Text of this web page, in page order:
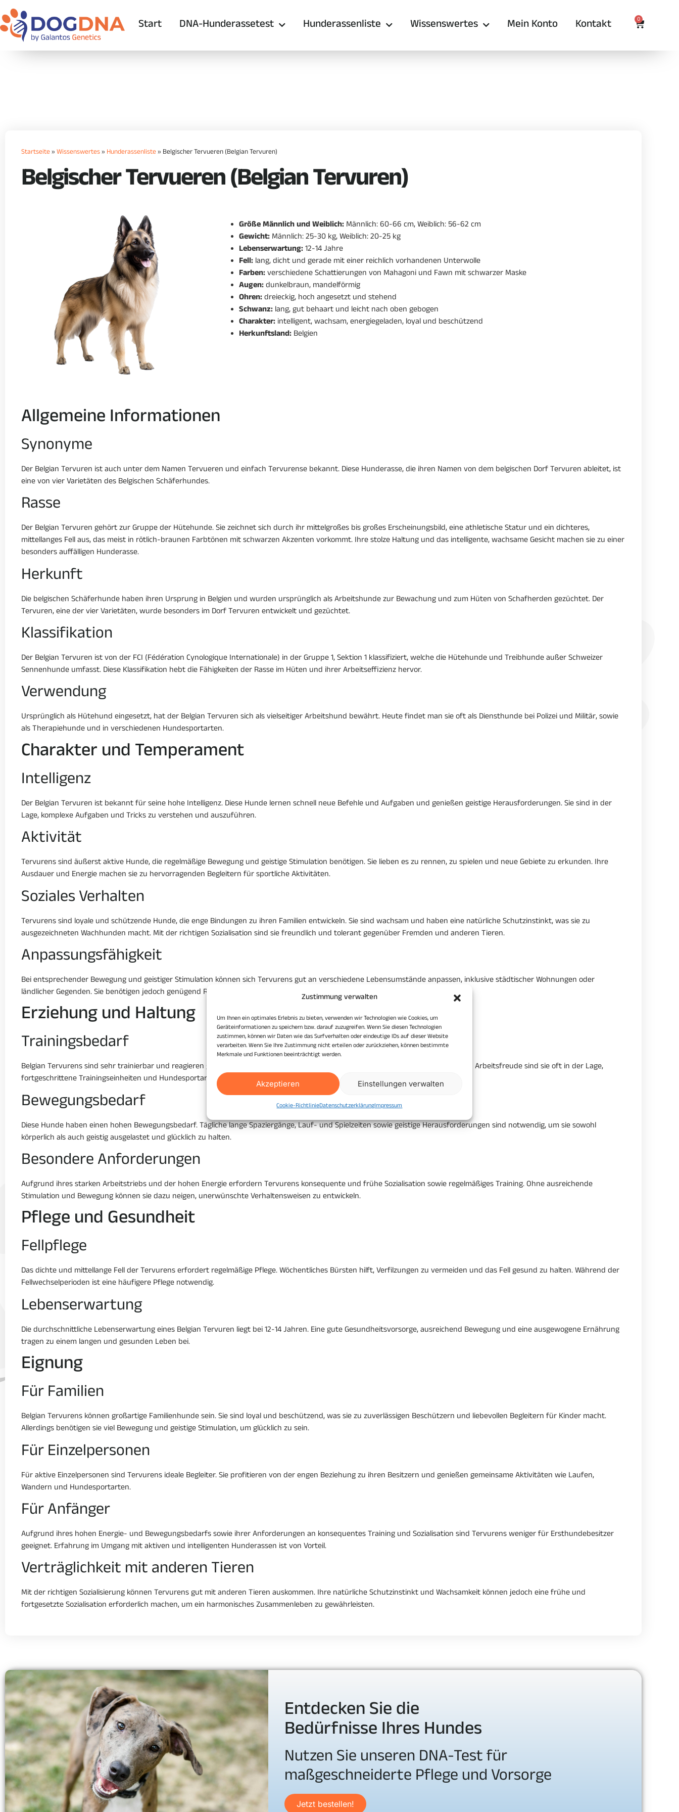
Zustimmung verwalten
Um Ihnen ein optimales Erlebnis zu bieten, verwenden wir Technologien wie Cookies, um
Geräteinformationen zu speichern bzw. darauf zuzugreifen. Wenn Sie diesen Technologien
zustimmen, können wir Daten wie das Surfverhalten oder eindeutige IDs auf dieser Website
verarbeiten. Wenn Sie Ihre Zustimmung nicht erteilen oder zurückziehen, können bestimmte
Merkmale und Funktionen beeinträchtigt werden.
Akzeptieren Einstellungen verwalten
Cookie-RichtlinieDatenschutzerklärungImpressum
Start DNA-Hunderassetest Hunderassenliste Wissenswertes Mein Konto Kontakt 0
Startseite»Wissenswertes» Hunderassenliste» Belgischer Tervueren (Belgian Tervuren)
Belgischer Tervueren (Belgian Tervuren)
Größe Männlich und Weiblich: Männlich: 60-66 cm, Weiblich: 56-62 cm
Gewicht: Männlich: 25-30 kg, Weiblich: 20-25 kg
Lebenserwartung:12-14 Jahre
Fell: lang, dicht und gerade mit einer reichlich vorhandenen Unterwolle
Farben:verschiedene Schattierungen von Mahagoni und Fawn mit schwarzer Maske
Augen:dunkelbraun, mandelförmig
Ohren:dreieckig, hoch angesetzt und stehend
Schwanz: lang, gut behaart und leicht nach oben gebogen
Charakter: intelligent, wachsam, energiegeladen, loyal und beschützend
Herkunftsland: Belgien
Allgemeine Informationen
Synonyme
Der Belgian Tervuren ist auch unter dem Namen Tervueren und einfach Tervurense bekannt. Diese Hunderasse, die ihren Namen von dem belgischen Dorf Tervuren ableitet, ist
eine von vier Varietäten des Belgischen Schäferhundes.
Rasse
Der Belgian Tervuren gehört zur Gruppe der Hütehunde. Sie zeichnet sich durch ihr mittelgroßes bis großes Erscheinungsbild, eine athletische Statur und ein dichteres,
mittellanges Fell aus, das meist in rötlich-braunen Farbtönen mit schwarzen Akzenten vorkommt. Ihre stolze Haltung und das intelligente, wachsame Gesicht machen sie zu einer
besonders auffälligen Hunderasse.
Herkunft
Die belgischen Schäferhunde haben ihren Ursprung in Belgien und wurden ursprünglich als Arbeitshunde zur Bewachung und zum Hüten von Schafherden gezüchtet. Der
Tervuren, eine der vier Varietäten, wurde besonders im Dorf Tervuren entwickelt und gezüchtet.
Klassifikation
Der Belgian Tervuren ist von der FCI (Fédération Cynologique Internationale) in der Gruppe 1, Sektion 1 klassifiziert, welche die Hütehunde und Treibhunde außer Schweizer
Sennenhunde umfasst. Diese Klassifikation hebt die Fähigkeiten der Rasse im Hüten und ihrer Arbeitseffizienz hervor.
Verwendung
Ursprünglich als Hütehund eingesetzt, hat der Belgian Tervuren sich als vielseitiger Arbeitshund bewährt. Heute findet man sie oft als Diensthunde bei Polizei und Militär, sowie
als Therapiehunde und in verschiedenen Hundesportarten.
Charakter und Temperament
Intelligenz
Der Belgian Tervuren ist bekannt für seine hohe Intelligenz. Diese Hunde lernen schnell neue Befehle und Aufgaben und genießen geistige Herausforderungen. Sie sind in der
Lage, komplexe Aufgaben und Tricks zu verstehen und auszuführen.
Aktivität
Tervurens sind äußerst aktive Hunde, die regelmäßige Bewegung und geistige Stimulation benötigen. Sie lieben es zu rennen, zu spielen und neue Gebiete zu erkunden. Ihre
Ausdauer und Energie machen sie zu hervorragenden Begleitern für sportliche Aktivitäten.
Soziales Verhalten
Tervurens sind loyale und schützende Hunde, die enge Bindungen zu ihren Familien entwickeln. Sie sind wachsam und haben eine natürliche Schutzinstinkt, was sie zu
ausgezeichneten Wachhunden macht. Mit der richtigen Sozialisation sind sie freundlich und tolerant gegenüber Fremden und anderen Tieren.
Anpassungsfähigkeit
Bei entsprechender Bewegung und geistiger Stimulation können sich Tervurens gut an verschiedene Lebensumstände anpassen, inklusive städtischer Wohnungen oder
ländlicher Gegenden. Sie benötigen jedoch genügend Raum und Möglichkeiten, um ihre Energie auszuleben.
Erziehung und Haltung
Trainingsbedarf
Belgian Tervurens sind sehr trainierbar und reagieren gut auf positive Verstärkungsmethoden. Aufgrund ihrer hohen Intelligenz und Arbeitsfreude sind sie oft in der Lage,
fortgeschrittene Trainingseinheiten und Hundesportarten zu meistern.
Bewegungsbedarf
Diese Hunde haben einen hohen Bewegungsbedarf. Tägliche lange Spaziergänge, Lauf- und Spielzeiten sowie geistige Herausforderungen sind notwendig, um sie sowohl
körperlich als auch geistig ausgelastet und glücklich zu halten.
Besondere Anforderungen
Aufgrund ihres starken Arbeitstriebs und der hohen Energie erfordern Tervurens konsequente und frühe Sozialisation sowie regelmäßiges Training. Ohne ausreichende
Stimulation und Bewegung können sie dazu neigen, unerwünschte Verhaltensweisen zu entwickeln.
Pflege und Gesundheit
Fellpflege
Das dichte und mittellange Fell der Tervurens erfordert regelmäßige Pflege. Wöchentliches Bürsten hilft, Verfilzungen zu vermeiden und das Fell gesund zu halten. Während der
Fellwechselperioden ist eine häufigere Pflege notwendig.
Lebenserwartung
Die durchschnittliche Lebenserwartung eines Belgian Tervuren liegt bei 12-14 Jahren. Eine gute Gesundheitsvorsorge, ausreichend Bewegung und eine ausgewogene Ernährung
tragen zu einem langen und gesunden Leben bei.
Eignung
Für Familien
Belgian Tervurens können großartige Familienhunde sein. Sie sind loyal und beschützend, was sie zu zuverlässigen Beschützern und liebevollen Begleitern für Kinder macht.
Allerdings benötigen sie viel Bewegung und geistige Stimulation, um glücklich zu sein.
Für Einzelpersonen
Für aktive Einzelpersonen sind Tervurens ideale Begleiter. Sie profitieren von der engen Beziehung zu ihren Besitzern und genießen gemeinsame Aktivitäten wie Laufen,
Wandern und Hundesportarten.
Für Anfänger
Aufgrund ihres hohen Energie- und Bewegungsbedarfs sowie ihrer Anforderungen an konsequentes Training und Sozialisation sind Tervurens weniger für Ersthundebesitzer
geeignet. Erfahrung im Umgang mit aktiven und intelligenten Hunderassen ist von Vorteil.
Verträglichkeit mit anderen Tieren
Mit der richtigen Sozialisierung können Tervurens gut mit anderen Tieren auskommen. Ihre natürliche Schutzinstinkt und Wachsamkeit können jedoch eine frühe und
fortgesetzte Sozialisation erforderlich machen, um ein harmonisches Zusammenleben zu gewährleisten.
Entdecken Sie die
Bedürfnisse Ihres Hundes
Nutzen Sie unseren DNA-Test für
maßgeschneiderte Pflege und Vorsorge
Jetzt bestellen!